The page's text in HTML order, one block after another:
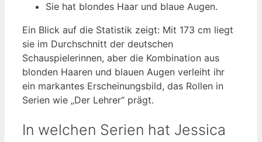
Sie hat blondes Haar und blaue Augen.
Ein Blick auf die Statistik zeigt: Mit 173 cm liegt
sie im Durchschnitt der deutschen
Schauspielerinnen, aber die Kombination aus
blonden Haaren und blauen Augen verleiht ihr
ein markantes Erscheinungsbild, das Rollen in
Serien wie „Der Lehrer“ prägt.
In welchen Serien hat Jessica